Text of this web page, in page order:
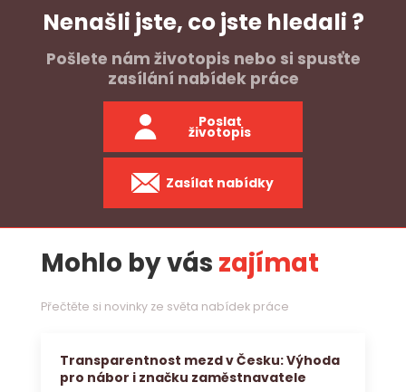
Nenašli jste, co jste hledali ?
Pošlete nám životopis nebo si spusťte
zasílání nabídek práce
Poslat
životopis
Zasílat nabídky
Mohlo by vás zajímat
Přečtěte si novinky ze světa nabídek práce
Transparentnost mezd v Česku: Výhoda
pro nábor i značku zaměstnavatele